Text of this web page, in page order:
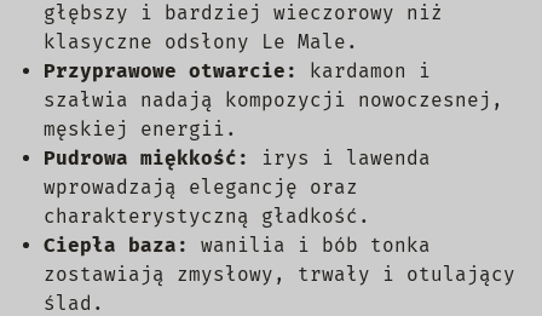
głębszy i bardziej wieczorowy niż
klasyczne odsłony Le Male.
Przyprawowe otwarcie:
kardamon i
szałwia nadają kompozycji nowoczesnej,
męskiej energii.
Pudrowa miękkość:
irys i lawenda
wprowadzają elegancję oraz
charakterystyczną gładkość.
Ciepła baza:
wanilia i bób tonka
zostawiają zmysłowy, trwały i otulający
ślad.